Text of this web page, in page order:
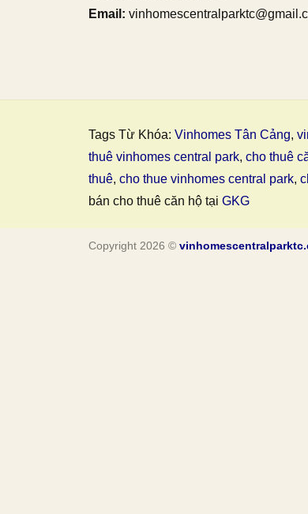
Email:
Tags Từ Khóa: Vinhomes Tân Cảng,
thuê vinhomes central park, cho thuê
thuê, cho thue vinhomes central park,
bán cho thuê căn hộ tại GKG
Copyright 2026 ©